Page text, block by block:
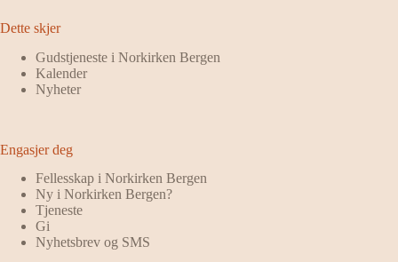
Dette skjer
Gudstjeneste i Norkirken Bergen
Kalender
Nyheter
Engasjer deg
Fellesskap i Norkirken Bergen
Ny i Norkirken Bergen?
Tjeneste
Gi
Nyhetsbrev og SMS